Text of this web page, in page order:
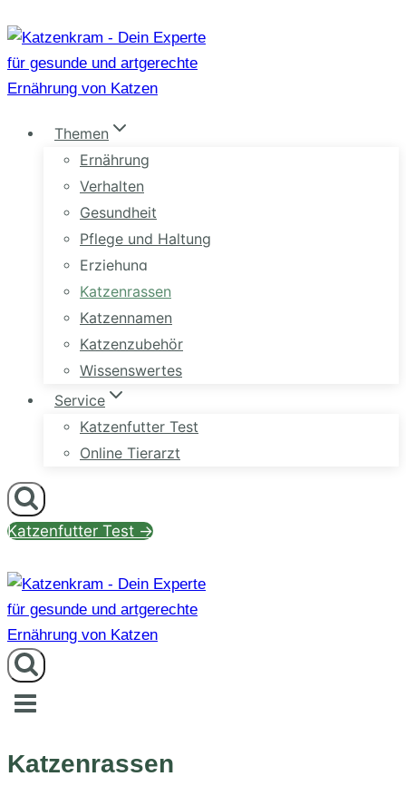
Inhalt
springen
Themen
Ernährung
Verhalten
Gesundheit
Pflege und Haltung
Erziehung
Katzenrassen
Katzennamen
Katzenzubehör
Wissenswertes
Service
Katzenfutter Test
Online Tierarzt
Katzenfutter Test →
Katzenrassen